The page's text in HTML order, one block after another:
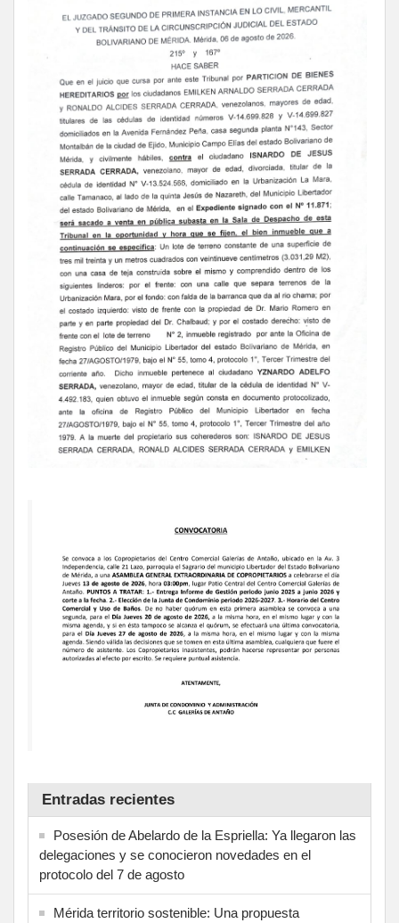
Entradas recientes
Posesión de Abelardo de la Espriella: Ya llegaron las
delegaciones y se conocieron novedades en el
protocolo del 7 de agosto
Mérida territorio sostenible: Una propuesta